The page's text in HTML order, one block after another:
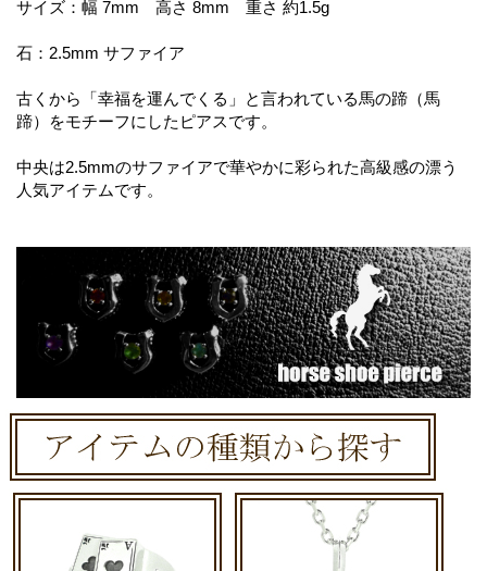
サイズ：幅 7mm 高さ 8mm 重さ 約1.5g
石：2.5mm サファイア
古くから「幸福を運んでくる」と言われている馬の蹄（馬
蹄）をモチーフにしたピアスです。
中央は2.5mmのサファイアで華やかに彩られた高級感の漂う
人気アイテムです。